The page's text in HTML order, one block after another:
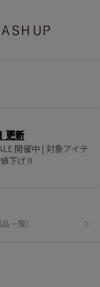
更新
開催中 | 対象アイテ
下げ !!
品一覧）